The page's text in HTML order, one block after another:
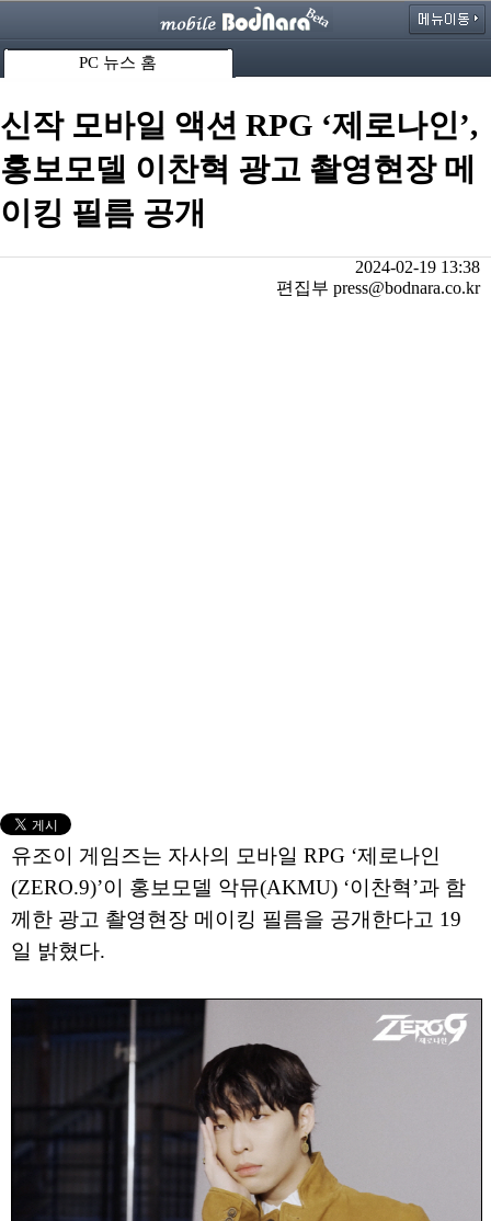
PC 뉴스 홈
신작 모바일 액션 RPG ‘제로나인’,
홍보모델 이찬혁 광고 촬영현장 메
이킹 필름 공개
2024-02-19 13:38
편집부 press@bodnara.co.kr
유조이 게임즈는 자사의 모바일 RPG ‘제로나인
(ZERO.9)’이 홍보모델 악뮤(AKMU) ‘이찬혁’과 함
께한 광고 촬영현장 메이킹 필름을 공개한다고 19
일 밝혔다.